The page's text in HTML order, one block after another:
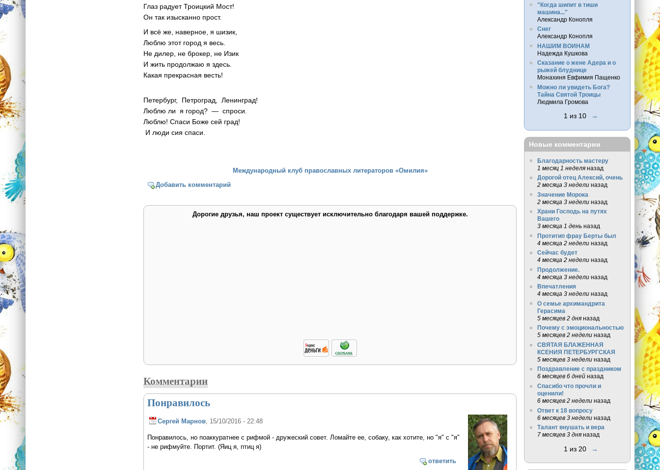
Глаз радует Троицкий Мост!
Он так изысканно прост.
И всё же, наверное, я шизик,
Люблю этот город я весь.
Не дилер, не брокер, не Изик
И жить продолжаю я здесь.
Какая прекрасная весть!
Петербург, Петроград, Ленинград!
Люблю ли я город? — спроси.
Люблю! Спаси Боже сей град!
И люди сия спаси.
Международный клуб православных литераторов «Омилия»
Добавить комментарий
Дорогие друзья, наш проект существует исключительно благодаря вашей поддержке.
Комментарии
Понравилось
Сергей Марнов, 15/10/2016 - 22:48
Понравилось, но поаккуратнее с рифмой - дружеский совет. Ломайте ее, собаку, как хотите, но "я" с "я"
- не рифмуйте. Портит. (Яиц я, птиц я)
ответить
"Когда шипит в тиши
машина..."
Александр Конопля
Снег
Александр Конопля
НАШИМ ВОИНАМ
Надежда Кушкова
Сказание о жене Адера и о
рыжей блуднице
Монахиня Евфимия Пащенко
Можно ли увидеть Бога?
Тайна Святой Троицы
Людмила Громова
1 из 10 →
Новые комментарии
Благодарность мастеру
1 месяц 1 неделяназад
Дорогой отец Алексий, очень
2 месяца 3 неделиназад
Значение Морока
2 месяца 3 неделиназад
Храни Господь на путях
Вашего
3 месяца 1 деньназад
Протитип фрау Берты был
4 месяца 2 неделиназад
Сейчас будет
4 месяца 2 неделиназад
Продолжение.
4 месяца 3 неделиназад
Впечатления
4 месяца 3 неделиназад
О семье архимандрита
Герасима
5 месяцев 2 дняназад
Почему с эмоциональностью
5 месяцев 2 неделиназад
СВЯТАЯ БЛАЖЕННАЯ
КСЕНИЯ ПЕТЕРБУРГСКАЯ
5 месяцев 3 неделиназад
Поздравление с праздником
6 месяцев 6 днейназад
Спасибо что прочли и
оценили!
6 месяцев 2 неделиназад
Ответ к 18 вопросу
6 месяцев 3 неделиназад
Талант внушать и вера
7 месяцев 3 дняназад
1 из 20 →